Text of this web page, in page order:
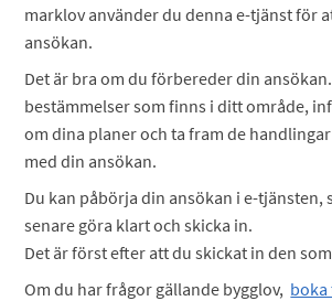
marklov använder du denna e-tjänst för
ansökan.
Det är bra om du förbereder din
bestämmelser som finns i ditt område,
om dina planer och ta fram de
med din ansökan.
Du kan påbörja din ansökan i e-tjänsten,
senare göra klart och skicka in.
Det är först efter att du skickat in den
Om du har frågor gällande bygglov, boka